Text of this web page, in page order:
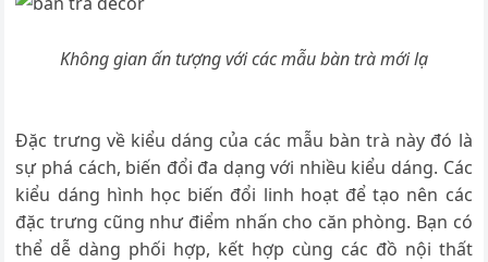
Không gian ấn tượng với các mẫu bàn trà mới lạ
Đặc trưng về kiểu dáng của các mẫu bàn trà này đó là
sự phá cách, biến đổi đa dạng với nhiều kiểu dáng. Các
kiểu dáng hình học biến đổi linh hoạt để tạo nên các
đặc trưng cũng như điểm nhấn cho căn phòng. Bạn có
thể dễ dàng phối hợp, kết hợp cùng các đồ nội thất